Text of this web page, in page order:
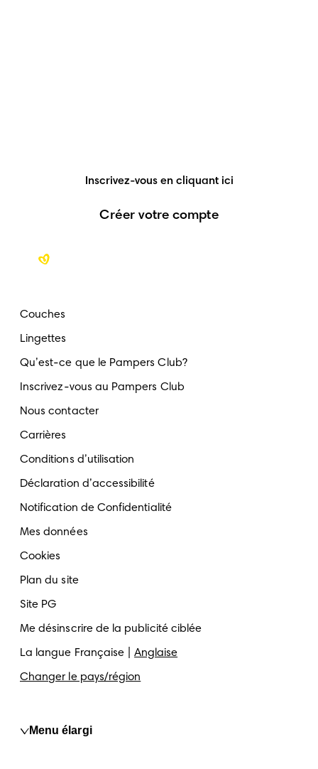
Inscrivez-vous en cliquant ici
Créer votre compte
Couches
Lingettes
Qu’est-ce que le Pampers Club?
Inscrivez-vous au Pampers Club
Nous contacter
Carrières
Conditions d’utilisation
Déclaration d’accessibilité
Notification de Confidentialité
Mes données
Cookies
Plan du site
Site PG
Me désinscrire de la publicité ciblée
La langue Française Anglaise
Changer le pays/région
Menu élargi